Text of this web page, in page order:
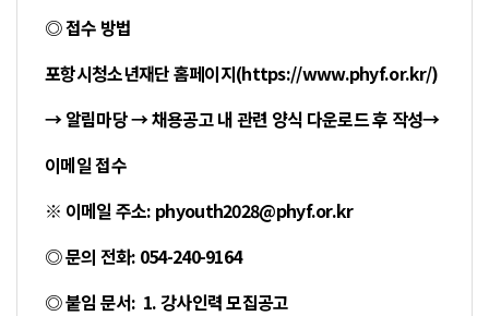
◎ 접수 방법
포항시청소년재단 홈페이지(https://www.phyf.or.kr/)
→알림마당 → 채용공고 내 관련 양식 다운로드 후 작성→
이메일 접수
※ 이메일 주소: phyouth2028@phyf.or.kr
◎ 문의 전화: 054-240-9164
◎ 붙임 문서: 1. 강사인력 모집공고